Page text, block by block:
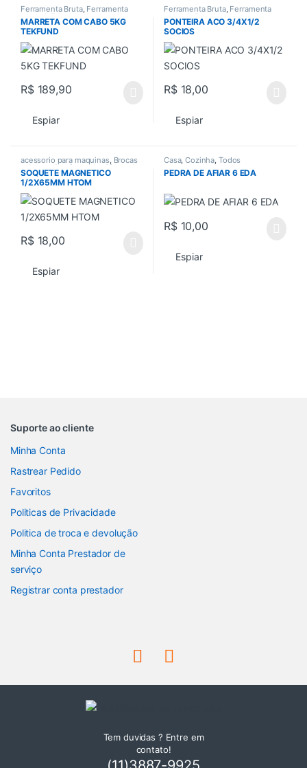
Ferramenta Bruta, Ferramenta
manual,Ferramentas,
Ferramentas em Geral,Todos
MARRETA COM CABO 5KG
TEKFUND
R$189,90
Espiar
Ferramenta Bruta, Ferramenta
manual,Ferramentas,
Ferramentas em Geral, Todos
PONTEIRA ACO 3/4X1/2
SOCIOS
R$18,00
Espiar
acessorio para maquinas, Brocas
e Serras Parafusadeira / furadeira
Todos
SOQUETE MAGNETICO
1/2X65MM HTOM
R$18,00
Espiar
Casa,Cozinha Todos
PEDRA DE AFIAR 6 EDA
R$10,00
Espiar
Suporte ao cliente
Minha Conta
Rastrear Pedido
Favoritos
Politicas de Privacidade
Politica de troca e devolução
Minha Conta Prestador de
serviço
Registrar conta prestador
Tem duvidas ? Entre em
contato!